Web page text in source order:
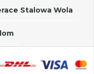
Stalowa Wola